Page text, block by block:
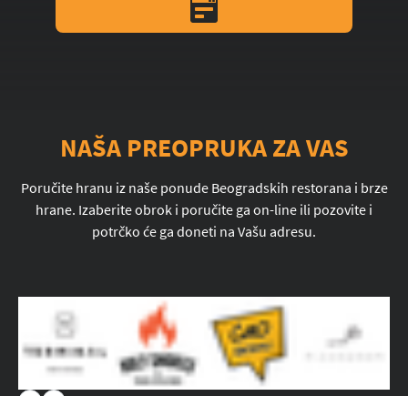
NAŠA PREOPRUKA ZA VAS
Poručite hranu iz naše ponude Beogradskih restorana i brze
hrane. Izaberite obrok i poručite ga on-line ili pozovite i
potrčko će ga doneti na Vašu adresu.